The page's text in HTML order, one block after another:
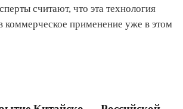
считают, что эта технология
коммерческое применение уже в этом